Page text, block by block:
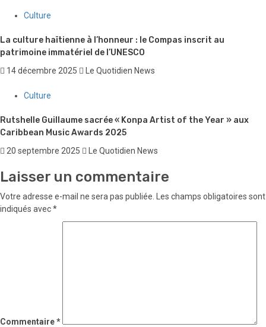
Culture
La culture haïtienne à l’honneur : le Compas inscrit au
patrimoine immatériel de l’UNESCO
14 décembre 2025 Le Quotidien News
Culture
Rutshelle Guillaume sacrée « Konpa Artist of the Year » aux
Caribbean Music Awards 2025
20 septembre 2025 Le Quotidien News
Laisser un commentaire
Votre adresse e-mail ne sera pas publiée.
Les champs obligatoires sont
indiqués avec*
Commentaire*